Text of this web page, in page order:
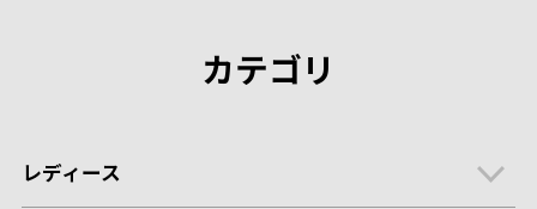
カテゴリ
レディース